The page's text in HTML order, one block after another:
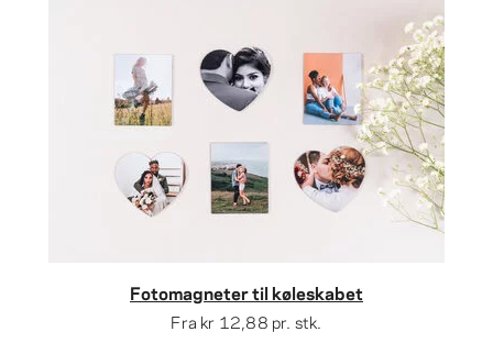
Fotomagneter til køleskabet
Fra kr 12,88 pr. stk.